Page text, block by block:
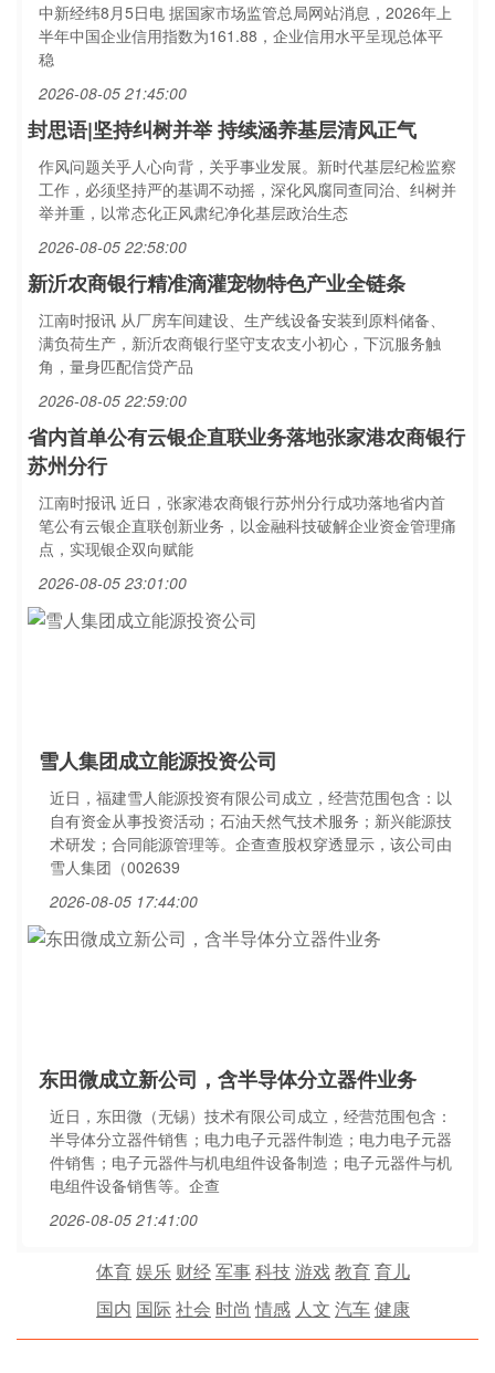
中新经纬8月5日电 据国家市场监管总局网站消息，2026年上
半年中国企业信用指数为161.88，企业信用水平呈现总体平
稳
2026-08-05 21:45:00
封思语|坚持纠树并举 持续涵养基层清风正气
作风问题关乎人心向背，关乎事业发展。新时代基层纪检监察
工作，必须坚持严的基调不动摇，深化风腐同查同治、纠树并
举并重，以常态化正风肃纪净化基层政治生态
2026-08-05 22:58:00
新沂农商银行精准滴灌宠物特色产业全链条
江南时报讯 从厂房车间建设、生产线设备安装到原料储备、
满负荷生产，新沂农商银行坚守支农支小初心，下沉服务触
角，量身匹配信贷产品
2026-08-05 22:59:00
省内首单公有云银企直联业务落地张家港农商银行
苏州分行
江南时报讯 近日，张家港农商银行苏州分行成功落地省内首
笔公有云银企直联创新业务，以金融科技破解企业资金管理痛
点，实现银企双向赋能
2026-08-05 23:01:00
雪人集团成立能源投资公司
近日，福建雪人能源投资有限公司成立，经营范围包含：以
自有资金从事投资活动；石油天然气技术服务；新兴能源技
术研发；合同能源管理等。企查查股权穿透显示，该公司由
雪人集团（002639
2026-08-05 17:44:00
东田微成立新公司，含半导体分立器件业务
近日，东田微（无锡）技术有限公司成立，经营范围包含：
半导体分立器件销售；电力电子元器件制造；电力电子元器
件销售；电子元器件与机电组件设备制造；电子元器件与机
电组件设备销售等。企查
2026-08-05 21:41:00
体育娱乐 财经军事科技游戏教育育儿
国内 国际社会 时尚 情感 人文 汽车健康